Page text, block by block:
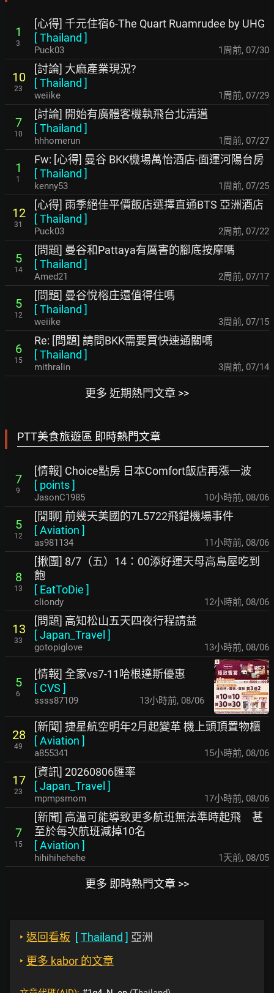
1
3
[心得] 千元住宿6-The Quart Ruamrudee by UHG
[Thailand ]
Puck03 1周前, 07/30
10
23
[討論] 大麻產業現況?
[Thailand ]
weiike 1周前, 07/29
7
10
[討論] 開始有廣體客機執飛台北清邁
[Thailand ]
hhhomerun 1周前, 07/27
1
1
Fw: [心得] 曼谷 BKK機場萬怡酒店-面運河陽台房
[Thailand ]
kenny53 1周前, 07/25
12
31
[心得] 雨季絕佳平價飯店選擇直通BTS 亞洲酒店
[Thailand ]
Puck03 2周前, 07/22
5
14
[問題] 曼谷和Pattaya有厲害的腳底按摩嗎
[Thailand ]
Amed21 2周前, 07/17
5
12
[問題] 曼谷悅榕庄還值得住嗎
[Thailand ]
weiike 3周前, 07/15
6
15
Re: [問題] 請問BKK需要買快速通關嗎
[Thailand ]
mithralin 3周前, 07/14
更多 近期熱門文章 >>
PTT美食旅遊區 即時熱門文章
7
9
[情報] Choice點房 日本Comfort飯店再漲一波
[ points]
JasonC1985 10小時前, 08/06
5
12
[閒聊] 前幾天美國的7L5722飛錯機場事件
[Aviation ]
as981134 11小時前, 08/06
8
13
[揪團] 8/7（五）14：00添好運天母高島屋吃到
飽
[ EatToDie ]
cliondy 12小時前, 08/06
13
33
[問題] 高知松山五天四夜行程請益
[Japan_Travel ]
gotopiglove 13小時前, 08/06
5
6
[情報] 全家vs7-11哈根達斯優惠
[ CVS ]
ssss87109 13小時前, 08/06
28
49
[新聞] 捷星航空明年2月起變革 機上頭頂置物櫃
[Aviation ]
a855341 15小時前, 08/06
17
23
[資訊] 20260806匯率
[Japan_Travel ]
mpmpsmom 17小時前, 08/06
7
15
[新聞] 高溫可能導致更多航班無法準時起飛 甚
至於每次航班減掉10名
[Aviation ]
hihihihehehe 1天前, 08/05
更多 即時熱門文章 >>
‣ 返回看板 [Thailand ] 亞洲
‣ 更多 kabor 的文章